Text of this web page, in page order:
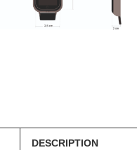
DESCRIPTION